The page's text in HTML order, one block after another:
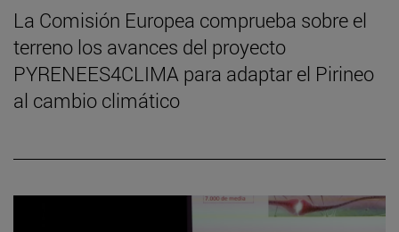
La Comisión Europea comprueba sobre el
terreno los avances del proyecto
PYRENEES4CLIMA para adaptar el Pirineo
al cambio climático